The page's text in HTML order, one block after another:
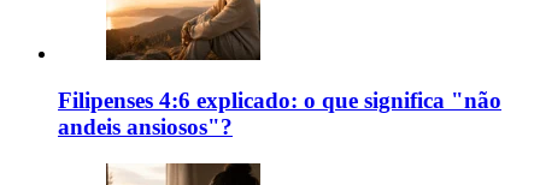
Filipenses 4:6 explicado: o que significa "não
andeis ansiosos"?